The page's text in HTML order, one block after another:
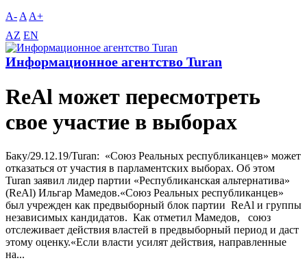
A- A A+
AZ EN
Информационное агентство Turan
ReAl может пересмотреть
свое участие в выборах
Баку/29.12.19/Turan: «Союз Реальных республиканцев» может
отказаться от участия в парламентских выборах. Об этом
Turan заявил лидер партии «Республиканская альтернатива»
(ReAl) Ильгар Мамедов.«Союз Реальных республиканцев»
был учрежден как предвыборный блок партии ReAl и группы
независимых кандидатов. Как отметил Мамедов, союз
отслеживает действия властей в предвыборный период и даст
этому оценку.«Если власти усилят действия, направленные
на...